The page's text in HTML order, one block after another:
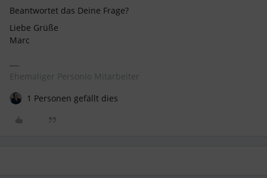
Beantwortet das Deine Frage?
Liebe Grüße
Marc
Ehemaliger Personio Mitarbeiter
1 Personen gefällt dies